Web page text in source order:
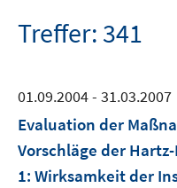
Treffer: 341
01.09.2004 - 31.03.2007
Evaluation der
Vorschläge der
1: Wirksamkeit der